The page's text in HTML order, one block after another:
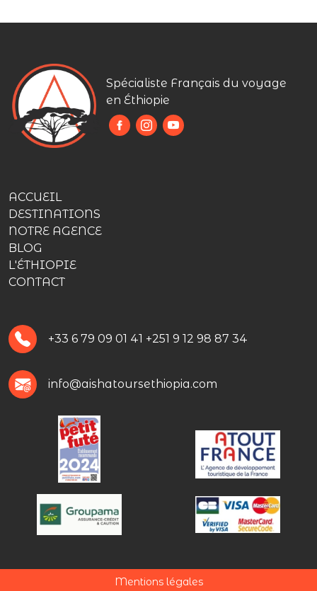
Spécialiste Français du voyage
en Éthiopie
ACCUEIL
DESTINATIONS
NOTRE AGENCE
BLOG
L'ÉTHIOPIE
CONTACT
+33 6 79 09 01 41 +251 9 12 98 87 34
info@aishatoursethiopia.com
Mentions légales